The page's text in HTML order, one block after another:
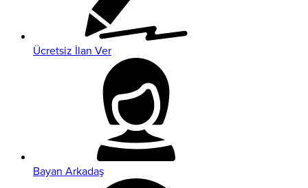
Ücretsiz İlan Ver
Bayan Arkadaş